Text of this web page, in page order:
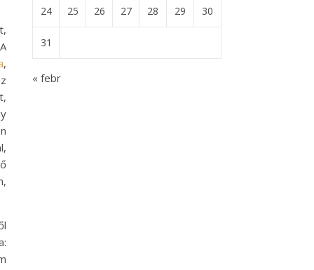
,
24 25 26 27 28 29 30
31
« febr